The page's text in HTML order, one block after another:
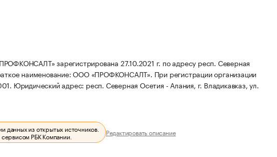
зарегистрирована 27.10.2021 г. по адресу респ. Северная
наименование: ООО «ПРОФКОНСАЛТ». При регистрации организации
Юридический адрес: респ. Северная Осетия - Алания, г. Владикавказ, ул.
данных из открытых источников.
РБК Компании. Редактировать описание